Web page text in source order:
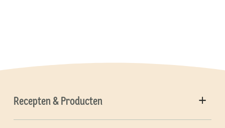
Recepten & Producten